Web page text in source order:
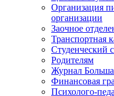
Организация
организации
Заочное
Транспортная
Студенческий
Родителям
Журнал
Финансовая
Психолого-